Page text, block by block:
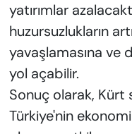
yatırımlar
huzursuzlukların
yavaşlamasına ve
yol açabilir.
Sonuç olarak, Kürt
Türkiye'nin